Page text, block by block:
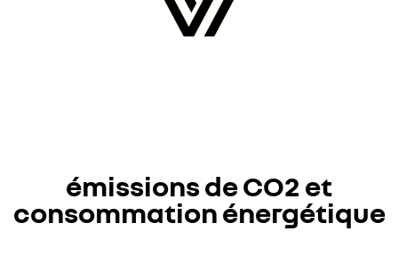
émissions de CO2 et
consommation énergétique